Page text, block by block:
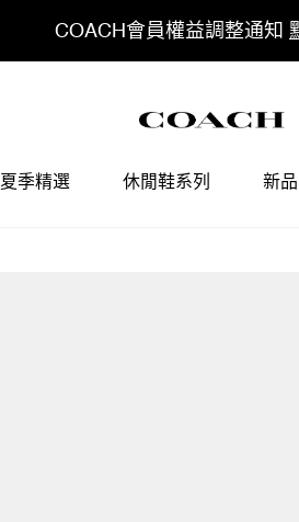
COACH會員權益調整通知
夏季精選 休閒鞋系列 新品